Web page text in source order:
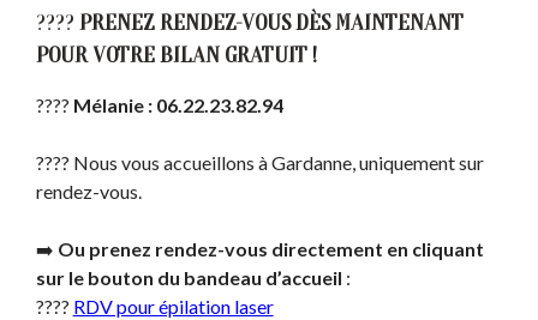
???? PRENEZ RENDEZ-VOUS DÈS MAINTENANT
POUR VOTRE BILAN GRATUIT !
???? Mélanie : 06.22.23.82.94
???? Nous vous accueillons à Gardanne, uniquement sur
rendez-vous.
➡️ Ou prenez rendez-vous directement en cliquant
sur le bouton du bandeau d’accueil :
???? RDV pour épilation laser